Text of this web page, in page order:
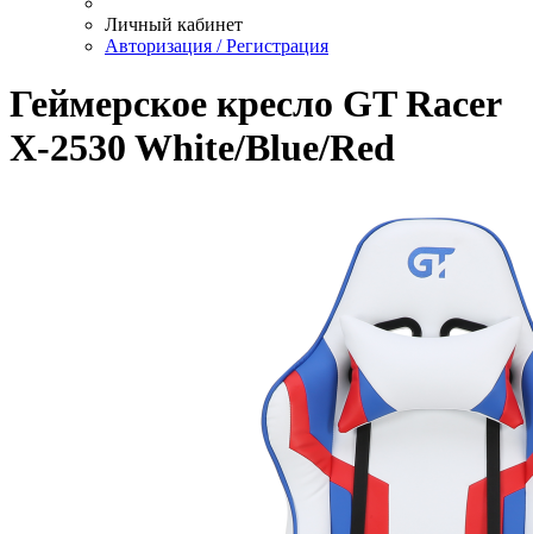
Личный кабинет
Авторизация / Регистрация
Геймерское кресло GT Racer
X-2530 White/Blue/Red